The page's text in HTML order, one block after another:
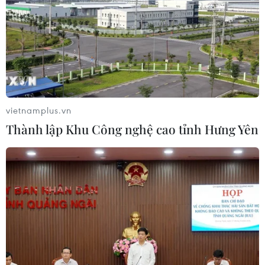
03/08/2026 07:15
Bộ Y tế: Đề xuất quỹ Bảo hiểm y tế
thanh toán chi phí khám chữa bệnh y
học gia đình
03/08/2026 07:04
Siết giám định, kiểm soát chặt chi
phí khám chữa bệnh bảo hiểm y tế
02/08/2026 10:10
Điều trị hiệu quả ca ung thư phổi
mang đồng thời hai đột biến gen
hiếm gặp
vietnamplus.vn
Thành lập Khu Công nghệ cao tỉnh Hưng Yên